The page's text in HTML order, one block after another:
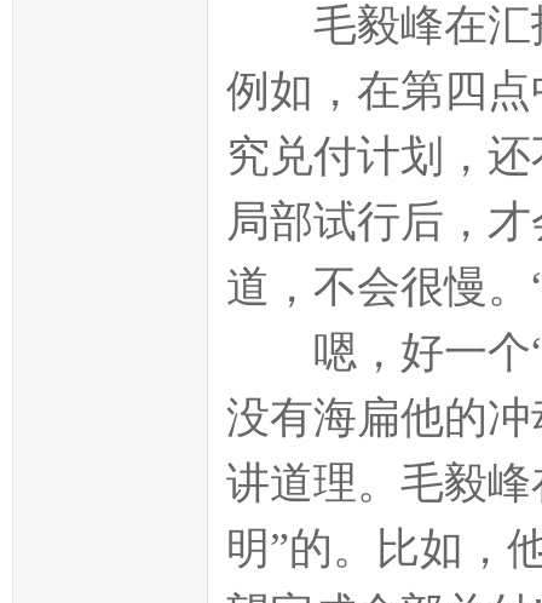
毛毅峰在汇报
例如，在第四
究兑付计划，
局部试行后，
道，不会很慢。
嗯，好一个“
没有海扁他的
讲道理。毛毅
明”的。比如，